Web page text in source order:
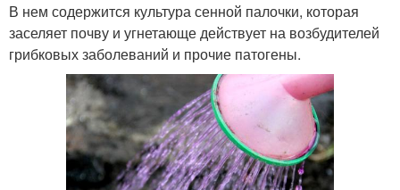
В нем содержится культура сенной палочки, которая
заселяет почву и угнетающе действует на возбудителей
грибковых заболеваний и прочие патогены.